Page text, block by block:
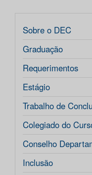
Sobre o DEC
Graduação
Requerimentos
Estágio
Trabalho de
Colegiado do
Conselho
Inclusão